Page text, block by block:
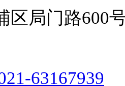
区局门路600
63167939